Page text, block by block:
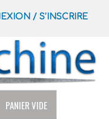
/ S’INSCRIRE
PANIER VIDE